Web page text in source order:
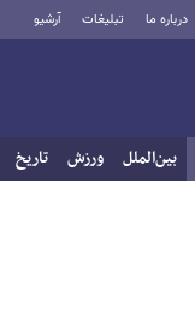
درباره ما تبلیغات آرشیو
بین‌الملل ورزش تاریخ